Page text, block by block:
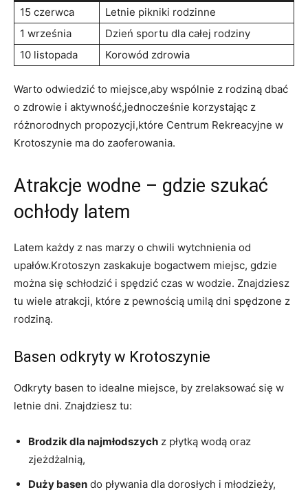
15 czerwca
Letnie pikniki rodzinne
1 września
Dzień sportu dla całej rodziny
10 listopada
Korowód zdrowia
Warto odwiedzić to miejsce,aby wspólnie z rodziną dbać
o zdrowie i aktywność,jednocześnie korzystając z
różnorodnych propozycji,które Centrum Rekreacyjne w
Krotoszynie ma do zaoferowania.
Atrakcje wodne – gdzie szukać
ochłody latem
Latem każdy z nas marzy o chwili wytchnienia od
upałów.Krotoszyn zaskakuje bogactwem miejsc, gdzie
można się schłodzić i spędzić czas w wodzie. Znajdziesz
tu wiele atrakcji, które z pewnością umilą dni spędzone z
rodziną.
Basen odkryty w Krotoszynie
Odkryty basen to idealne miejsce, by zrelaksować się w
letnie dni. Znajdziesz tu:
Brodzik dla najmłodszych z płytką wodą oraz
zjeżdżalnią,
Duży basen do pływania dla dorosłych i młodzieży,